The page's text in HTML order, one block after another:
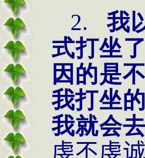
2.
我
式打坐
因的是
我打坐
我就会
虔不虔